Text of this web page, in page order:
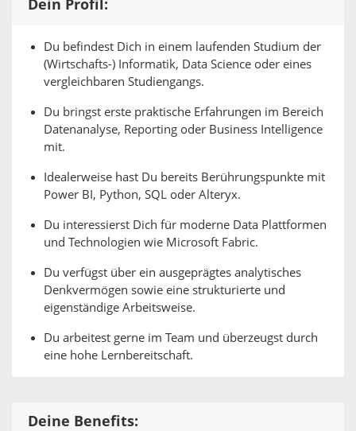
Dein Profil:
Du befindest Dich in einem laufenden Studium der
(Wirtschafts-) Informatik, Data Science oder eines
vergleichbaren Studiengangs.
Du bringst erste praktische Erfahrungen im Bereich
Datenanalyse, Reporting oder Business Intelligence
mit.
Idealerweise hast Du bereits Berührungspunkte mit
Power BI, Python, SQL oder Alteryx.
Du interessierst Dich für moderne Data Plattformen
und Technologien wie Microsoft Fabric.
Du verfügst über ein ausgeprägtes analytisches
Denkvermögen sowie eine strukturierte und
eigenständige Arbeitsweise.
Du arbeitest gerne im Team und überzeugst durch
eine hohe Lernbereitschaft.
Deine Benefits: